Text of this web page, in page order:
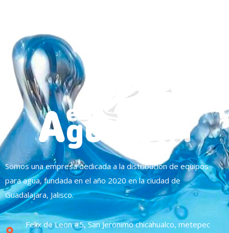
Somos una empresa dedicada a la distribución de equipos
para agua, fundada en el año 2020 en la ciudad de
Guadalajara, Jalisco.
Felix de Leon #5, San Jeronimo chicahualco, metepec